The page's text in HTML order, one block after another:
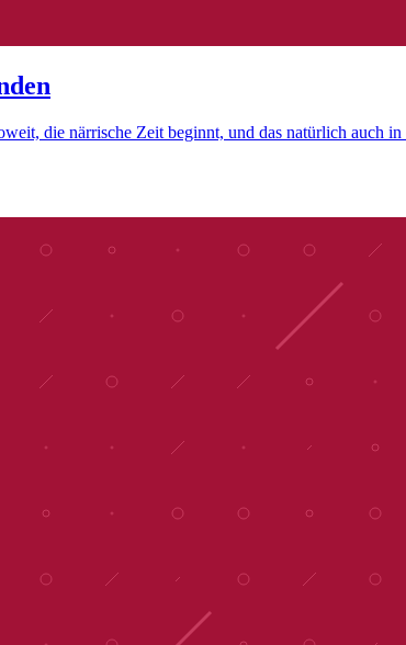
die närrische Zeit beginnt, und das natürlich auch